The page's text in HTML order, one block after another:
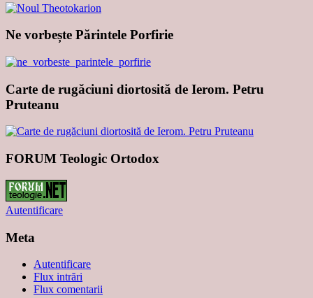
Ne vorbește Părintele Porfirie
Carte de rugăciuni diortosită de Ierom. Petru
Pruteanu
FORUM Teologic Ortodox
Autentificare
Meta
Autentificare
Flux intrări
Flux comentarii